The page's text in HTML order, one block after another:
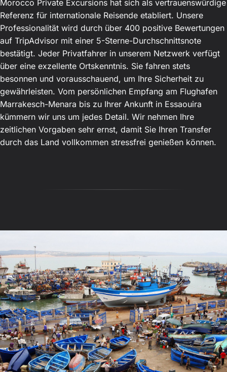
Morocco Private Excursions hat sich als vertrauenswürdige
Referenz für internationale Reisende etabliert. Unsere
Professionalität wird durch über 400 positive Bewertungen
auf TripAdvisor mit einer 5-Sterne-Durchschnittsnote
bestätigt. Jeder Privatfahrer in unserem Netzwerk verfügt
über eine exzellente Ortskenntnis. Sie fahren stets
besonnen und vorausschauend, um Ihre Sicherheit zu
gewährleisten. Vom persönlichen Empfang am Flughafen
Marrakesch-Menara bis zu Ihrer Ankunft in Essaouira
kümmern wir uns um jedes Detail. Wir nehmen Ihre
zeitlichen Vorgaben sehr ernst, damit Sie Ihren Transfer
durch das Land vollkommen stressfrei genießen können.